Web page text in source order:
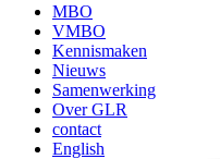
MBO
VMBO
Kennismaken
Nieuws
Samenwerking
Over GLR
contact
English